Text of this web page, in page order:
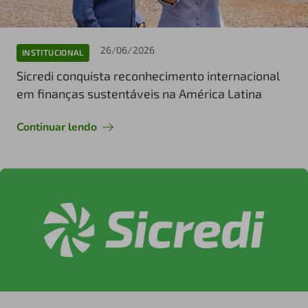
INSTITUCIONAL 26/06/2026
Sicredi conquista reconhecimento internacional
em finanças sustentáveis na América Latina
Continuar lendo